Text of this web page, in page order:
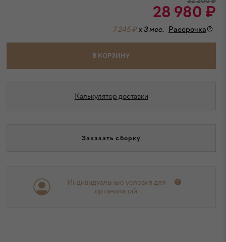
28 980 ₽
7 245 ₽x 3 мес. Рассрочка
В КОРЗИНУ
Калькулятор доставки
Заказать сборку
Индивидуальные условия для
организаций